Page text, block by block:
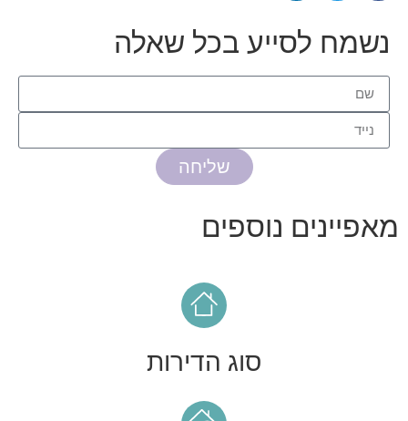
נשמח לסייע בכל שאלה
שליחה
מאפיינים נוספים
סוג הדירות